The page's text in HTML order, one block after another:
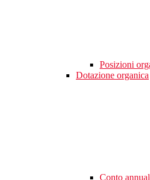
Posizioni
Dotazione organica
Conto